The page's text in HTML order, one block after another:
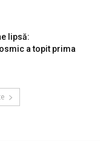
lipsă:
a topit prima